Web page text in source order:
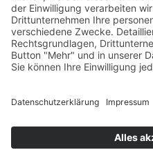
Widerrufsrecht